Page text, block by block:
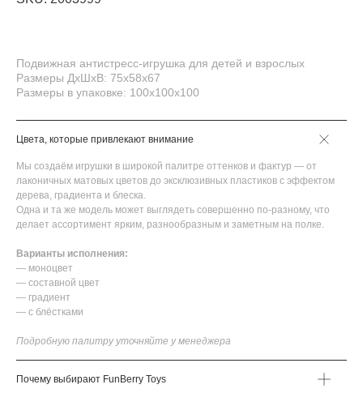
Подвижная антистресс-игрушка для детей и взрослых
Размеры ДхШхВ: 75х58х67
Размеры в упаковке: 100х100х100
Цвета, которые привлекают внимание
Мы создаём игрушки в широкой палитре оттенков и фактур — от
лаконичных матовых цветов до эксклюзивных пластиков с эффектом
дерева, градиента и блеска.
Одна и та же модель может выглядеть совершенно по-разному, что
делает ассортимент ярким, разнообразным и заметным на полке.
Варианты исполнения:
— моноцвет
— составной цвет
— градиент
— с блёстками
Подробную палитру уточняйте у менеджера
Почему выбирают FunBerry Toys